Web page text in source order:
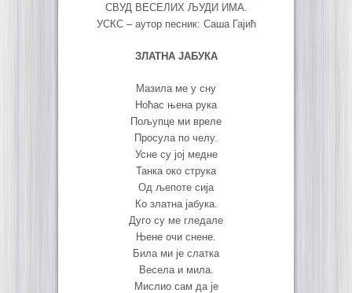
СВУД ВЕСЕЛИХ ЉУДИ ИМА.
УСКС – аутор песник: Саша Гајић
ЗЛАТНА ЈАБУКА
Мазила ме у сну
Ноћас њена рука
Пољупце ми вреле
Просула по челу.
Усне су јој медне
Танка око струка
Од љепоте сија
Ко златна јабука.
Дуго су ме гледале
Њене очи снене.
Била ми је слатка
Весела и мила.
Мислио сам да је